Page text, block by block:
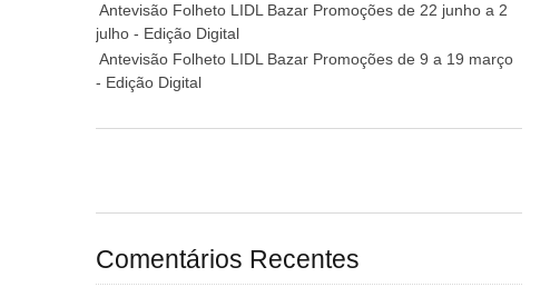
Antevisão Folheto LIDL Bazar Promoções de 22 junho a 2
julho - Edição Digital
Antevisão Folheto LIDL Bazar Promoções de 9 a 19 março
- Edição Digital
Comentários Recentes